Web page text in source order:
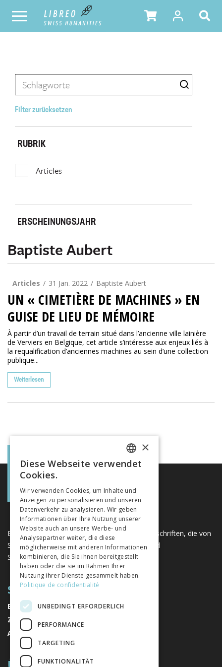
Filter zurücksetzen
RUBRIK
Articles
ERSCHEINUNGSJAHR
Baptiste Aubert
Articles 31 Jan. 2022 Baptiste Aubert
UN « CIMETIÈRE DE MACHINES » EN
GUISE DE LIEU DE MÉMOIRE
À partir d’un travail de terrain situé dans l’ancienne ville lainière
de Verviers en Belgique, cet article s’intéresse aux enjeux liés à
la requalification d’anciennes machines au sein d’une collection
publique...
Weiterlesen
Eine einzigartige Plattform für Bücher und Zeitschriften, die von
Schweizer Verlagen im Bereich der Geistes- und
Sozialwissenschaften herausgegeben werden.
SITEMAP
BÜCHER
ZEITSCHRIFTEN
AUTOREN
ÜBER UNS
FRENCH
ITALIAN
×
Diese Webseite verwendet
Cookies.
Wir verwenden Cookies, um Inhalte und
Anzeigen zu personalisieren und unseren
Datenverkehr zu analysieren. Wir geben
Informationen über Ihre Nutzung unserer
Website auch an unsere Werbe- und
Analysepartner weiter, die diese
möglicherweise mit anderen Informationen
kombinieren, die Sie ihnen bereitgestellt
haben oder die sie im Rahmen Ihrer
Nutzung ihrer Dienste gesammelt haben.
Politique de confidentialité
UNBEDINGT ERFORDERLICH
PERFORMANCE
TARGETING
FUNKTIONALITÄT